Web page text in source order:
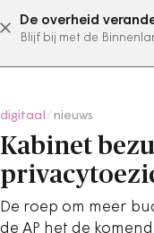
De overheid
Blijf bij met de
digitaal nieuws
Kabinet
De roep om meer
de AP het de